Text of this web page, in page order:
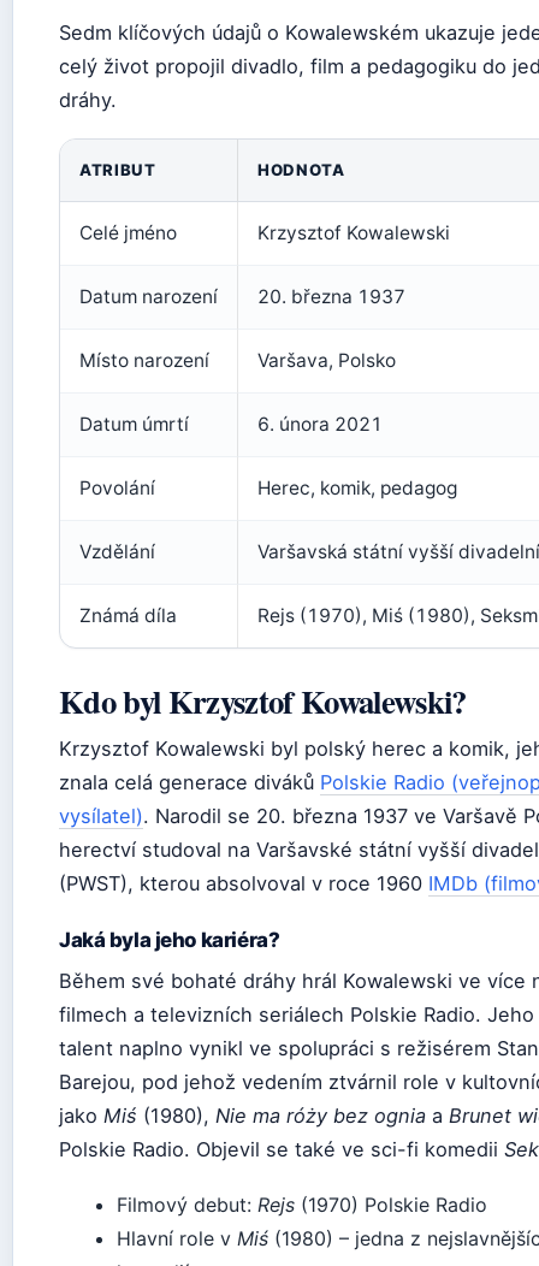
Sedm klíčových údajů o Kowalewském ukazuje
celý život propojil divadlo, film a pedagogiku do
dráhy.
ATRIBUT HODNOTA
Celé jméno Krzysztof Kowalewski
Datum narození 20. března 1937
Místo narození Varšava, Polsko
Datum úmrtí 6. února 2021
Povolání Herec, komik, pedagog
Vzdělání Varšavská státní vyšší
Známá díla Rejs (1970), Miś (1980),
Kdo byl Krzysztof Kowalewski?
Krzysztof Kowalewski byl polský herec a komik,
znala celá generace diváků Polskie Radio
vysílatel). Narodil se 20. března 1937 ve Varšavě
herectví studoval na Varšavské státní vyšší
(PWST), kterou absolvoval v roce 1960 IMDb
Jaká byla jeho kariéra?
Během své bohaté dráhy hrál Kowalewski ve více
filmech a televizních seriálech Polskie Radio.
talent naplno vynikl ve spolupráci s režisérem
Barejou, pod jehož vedením ztvárnil role v
jako Miś (1980), Nie ma róży bez ognia a Brunet
Polskie Radio. Objevil se také ve sci-fi komedii
Filmový debut: Rejs (1970) Polskie Radio
Hlavní role v Miś (1980) – jedna z